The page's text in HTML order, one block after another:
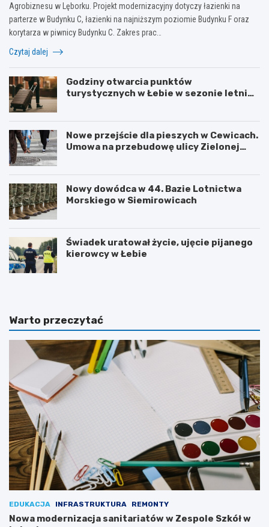
Agrobiznesu w Lęborku. Projekt modernizacyjny dotyczy łazienki na
parterze w Budynku C, łazienki na najniższym poziomie Budynku F oraz
korytarza w piwnicy Budynku C. Zakres prac…
Czytaj dalej
Godziny otwarcia punktów
turystycznych w Łebie w sezonie letnim
Nowe przejście dla pieszych w Cewicach.
Umowa na przebudowę ulicy Zielonej
Nowy dowódca w 44. Bazie Lotnictwa
Morskiego w Siemirowicach
Świadek uratował życie, ujęcie pijanego
kierowcy w Łebie
Warto przeczytać
EDUKACJA INFRASTRUKTURA REMONTY
Nowa modernizacja sanitariatów w Zespole Szkół w